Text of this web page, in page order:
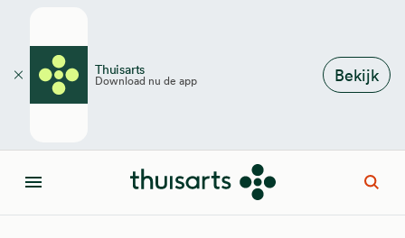
Thuisarts
Download nu de app Bekijk
Sluiten
Menu